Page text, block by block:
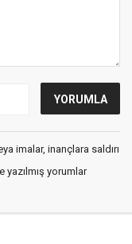
imalar, inançlara saldırı
yazılmış yorumlar